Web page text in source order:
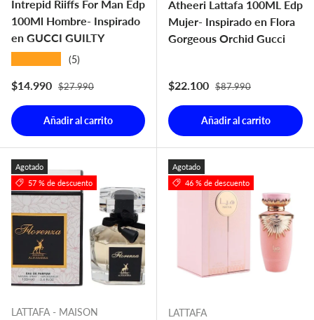
Intrepid Riiffs For Man Edp
100Ml Hombre- Inspirado
en GUCCI GUILTY
(5)
Precio de venta
$14.990 Precio normal
$27.990
Añadir al carrito
Atheeri Lattafa 100ML Edp
Mujer- Inspirado en Flora
Gorgeous Orchid Gucci
Precio de venta
$22.100 Precio normal
$87.990
Añadir al carrito
Agotado
57 % de descuento
LATTAFA - MAISON
Agotado
46 % de descuento
LATTAFA